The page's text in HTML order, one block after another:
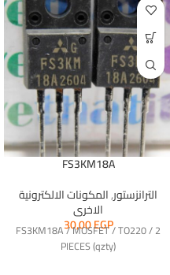
FS3KM18A
الترانزستور,المكونات الالكترونية
الاخرى
30,00EGP
FS3KM18A / MOSFET / TO220 / 2
PIECES (qzty)